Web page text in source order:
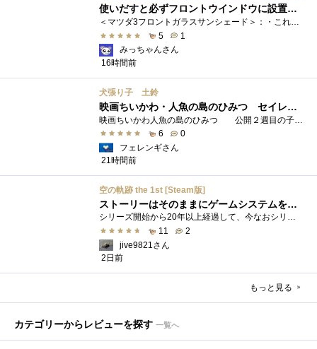
使いだすと必ずフロントウインドウに設置する習慣がつきます
5
1
みっちゃんさん
16時間前
犬張り子 土鈴
映画ちいかわ・人魚の島のひみつ セイレーンのモデルは犬だった？
6
0
フェレンギさん
21時間前
空の軌跡 the 1st [Steam版]
ストーリーはそのままにゲームシステムを現代化
シリーズ開始から20年以上経過して、今なおシリーズの完結が見えてこない日本ファルコムのストーリーRPG、「英雄伝説軌跡シリーズ」。シリーズ...
11
2
jive9821さん
2日前
もっと見る
カテゴリーからレビューを探す 一覧へ